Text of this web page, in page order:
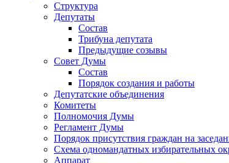
Структура
Депутаты
Состав
Трибуна депутата
Предыдущие созывы
Совет Думы
Состав
Порядок создания и работы
Депутатские объединения
Комитеты
Полномочия Думы
Регламент Думы
Порядок присутствия граждан на
Схема одномандатных избирательных
Аппарат